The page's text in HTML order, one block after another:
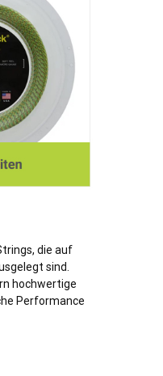
die auf
sind.
hochwertige
Performance